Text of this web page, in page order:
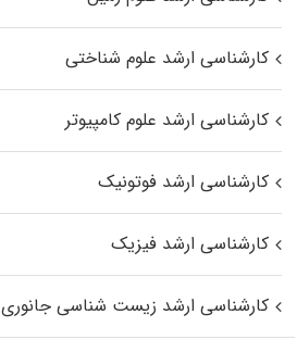
کارشناسی ارشد علوم شناختی
کارشناسی ارشد علوم کامپیوتر
کارشناسی ارشد فوتونیک
کارشناسی ارشد فیزیک
کارشناسی ارشد زیست‌ شناسی جانوری